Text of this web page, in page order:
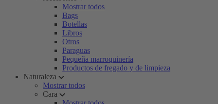
Mostrar todos
Bags
Botellas
Libros
Otros
Paraguas
Pequeña marroquinería
Productos de fregado y de limpieza
Naturaleza
Mostrar todos
Cara